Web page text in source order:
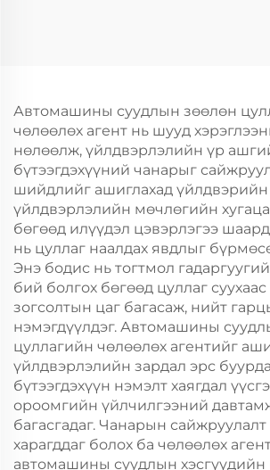
Автомашины суудлын зөөлөн
чөлөөлөх агент нь шууд
нөлөөлж, үйлдвэрлэлийн үр
бүтээгдэхүүний чанарыг
шийдлийг ашиглахад
үйлдвэрлэлийн мөчлөгийн
бөгөөд илүүдэл цэвэрлэгээ
нь цуллаг наалдах явдлыг
Энэ бодис нь тогтмол
бий болгох бөгөөд цуллаг
зогсолтын цаг багасаж, нийт
нэмэгдүүлдэг. Автомашины
цуллагийн чөлөөлөх агентийг
үйлдвэрлэлийн зардал эрс
бүтээгдэхүүн нэмэлт хаягдал
ороомгийн үйлчилгээний
багасгадаг. Чанарын
харагддаг болох ба чөлөөлөх
автомашины суудлын хэсгүүдийн